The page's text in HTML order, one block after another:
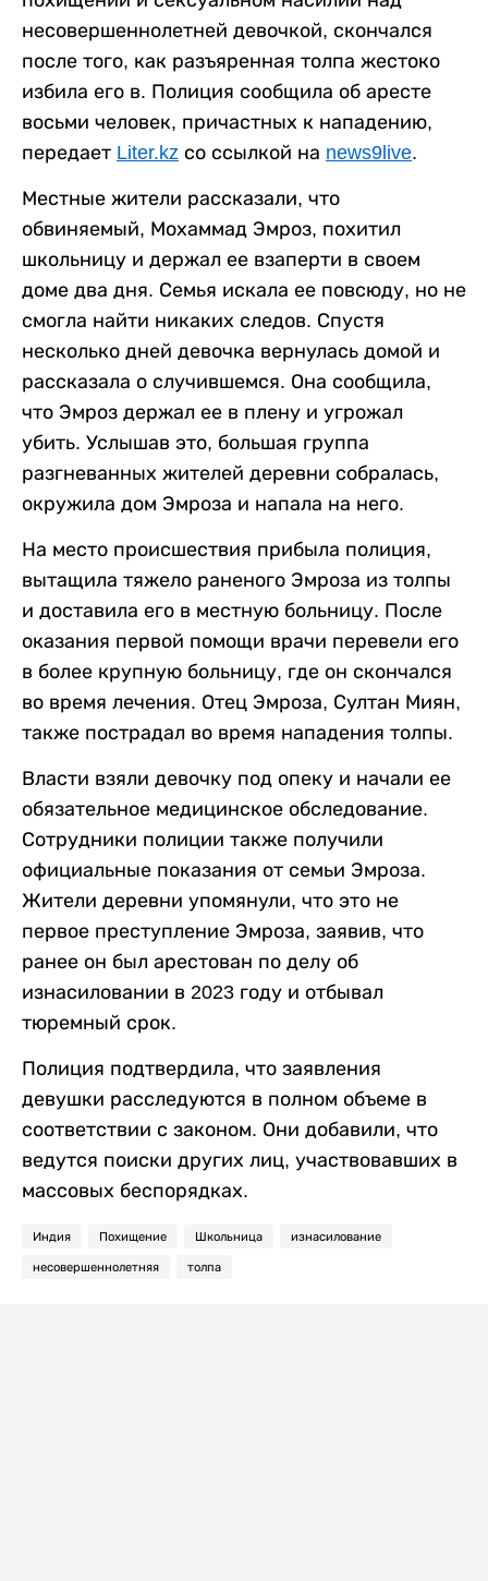
несовершеннолетней девочкой, скончался
после того, как разъяренная толпа жестоко
избила его в. Полиция сообщила об аресте
восьми человек, причастных к нападению,
передает Liter.kz со ссылкой на news9live.
Местные жители рассказали, что
обвиняемый, Мохаммад Эмроз, похитил
школьницу и держал ее взаперти в своем
доме два дня. Семья искала ее повсюду, но не
смогла найти никаких следов. Спустя
несколько дней девочка вернулась домой и
рассказала о случившемся. Она сообщила,
что Эмроз держал ее в плену и угрожал
убить. Услышав это, большая группа
разгневанных жителей деревни собралась,
окружила дом Эмроза и напала на него.
На место происшествия прибыла полиция,
вытащила тяжело раненого Эмроза из толпы
и доставила его в местную больницу. После
оказания первой помощи врачи перевели его
в более крупную больницу, где он скончался
во время лечения. Отец Эмроза, Султан Миян,
также пострадал во время нападения толпы.
Власти взяли девочку под опеку и начали ее
обязательное медицинское обследование.
Сотрудники полиции также получили
официальные показания от семьи Эмроза.
Жители деревни упомянули, что это не
первое преступление Эмроза, заявив, что
ранее он был арестован по делу об
изнасиловании в 2023 году и отбывал
тюремный срок.
Полиция подтвердила, что заявления
девушки расследуются в полном объеме в
соответствии с законом. Они добавили, что
ведутся поиски других лиц, участвовавших в
массовых беспорядках.
Индия Похищение Школьница изнасилование
несовершеннолетняя толпа